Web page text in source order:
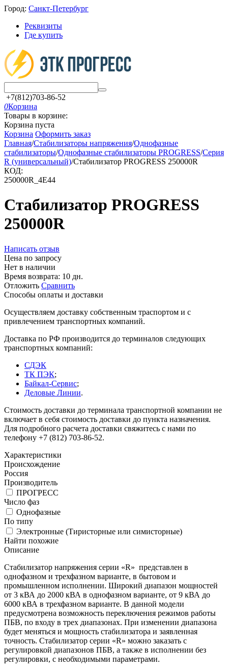
Город: Санкт-Петербург
Реквизиты
Где купить
+7(812)703-86-52
0Корзина
Товары в корзине:
Корзина пуста
Корзина Оформить заказ
Главная/Стабилизаторы напряжения/Однофазные
стабилизаторы/Однофазные стабилизаторы PROGRESS/Серия
R (универсальный)/Стабилизатор PROGRESS 250000R
КОД:
250000R_4E44
Стабилизатор PROGRESS
250000R
Написать отзыв
Цена по запросу
Нет в наличии
Время возврата: 10 дн.
Отложить Сравнить
Способы оплаты и доставки
Осуществляем доставку собственным траспортом и с
привлечением транспортных компаний.
Доставка по РФ производится до терминалов следующих
транспортных компаний:
СДЭК
ТК ПЭК;
Байкал-Сервис;
Деловые Линии.
Стоимость доставки до терминала транспортной компании не
включает в себя стоимость доставки до пункта назначения.
Для подробного расчета доставки свяжитесь с нами по
телефону +7 (812) 703-86-52.
Характеристики
Происхождение
Россия
Производитель
ПРОГРЕСС
Число фаз
Однофазные
По типу
Электронные (Тиристорные или симисторные)
Найти похожие
Описание
Стабилизатор напряжения серии «R» представлен в
однофазном и трехфазном варианте, в бытовом и
промышленном исполнении. Широкий диапазон мощностей
от 3 кВА до 2000 кВА в однофазном варианте, от 9 кВА до
6000 кВА в трехфазном варианте. В данной модели
предусмотрена возможность переключения режимов работы
ПБВ, по входу в трех диапазонах. При изменении диапазона
будет меняться и мощность стабилизатора и заявленная
точность. Стабилизатор серии «R» можно заказать с
регулировкой диапазонов ПБВ, а также в исполнении без
регулировки, с необходимыми параметрами.